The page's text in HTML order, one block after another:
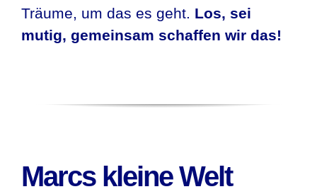
Träume, um das es geht. Los, sei
mutig, gemeinsam schaffen wir das!
Marcs kleine Welt